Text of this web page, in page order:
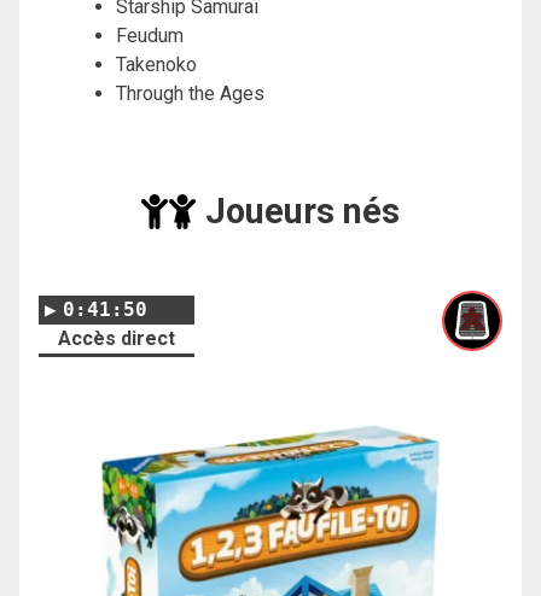
Starship Samuraï
Feudum
Takenoko
Through the Ages
Joueurs nés
0:41:50
Accès direct